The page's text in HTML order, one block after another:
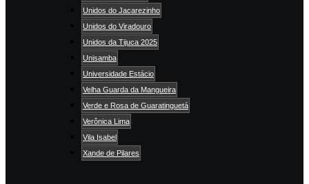
Unidos do Jacarezinho
Unidos do Viradouro
Unidos da Tijuca 2025
Unisamba
Universidade Estácio
Velha Guarda da Mangueira
Verde e Rosa de Guaratinguetá
Verônica Lima
Vila Isabel
Xande de Pilares